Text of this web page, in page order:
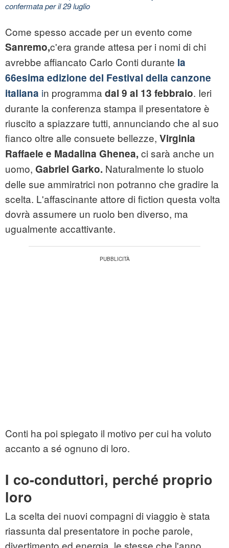
confermata per il 29 luglio
Come spesso accade per un evento come
Sanremo,c'era grande attesa per i nomi di chi
avrebbe affiancato Carlo Conti durante la
66esima edizione del Festival della canzone
italiana in programma dal 9 al 13 febbraio. Ieri
durante la conferenza stampa il presentatore è
riuscito a spiazzare tutti, annunciando che al suo
fianco oltre alle consuete bellezze, Virginia
Raffaele e Madalina Ghenea, ci sarà anche un
uomo, Gabriel Garko. Naturalmente lo stuolo
delle sue ammiratrici non potranno che gradire la
scelta. L'affascinante attore di fiction questa volta
dovrà assumere un ruolo ben diverso, ma
ugualmente accattivante.
Conti ha poi spiegato il motivo per cui ha voluto
accanto a sé ognuno di loro.
I co-conduttori, perché proprio
loro
La scelta dei nuovi compagni di viaggio è stata
riassunta dal presentatore in poche parole,